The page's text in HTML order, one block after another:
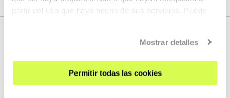
partir del uso que haya hecho de sus servicios. Puede
Mostrar detalles
Permitir todas las cookies